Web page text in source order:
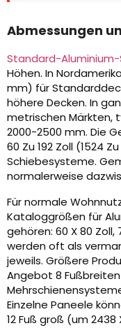
Abmessungen
Standard-
Höhen. In
mm) für
höhere Decken. In
metrischen Märkten,
2000-2500 mm. Die
60 Zu 192 Zoll (1524
Schiebesysteme.
normalerweise
Für normale
Kataloggrößen für
gehören: 60 X 80 Zoll,
werden oft als
jeweils. Größere
Angebot 8
Einzelne Paneele
12 Fuß groß (um 2438